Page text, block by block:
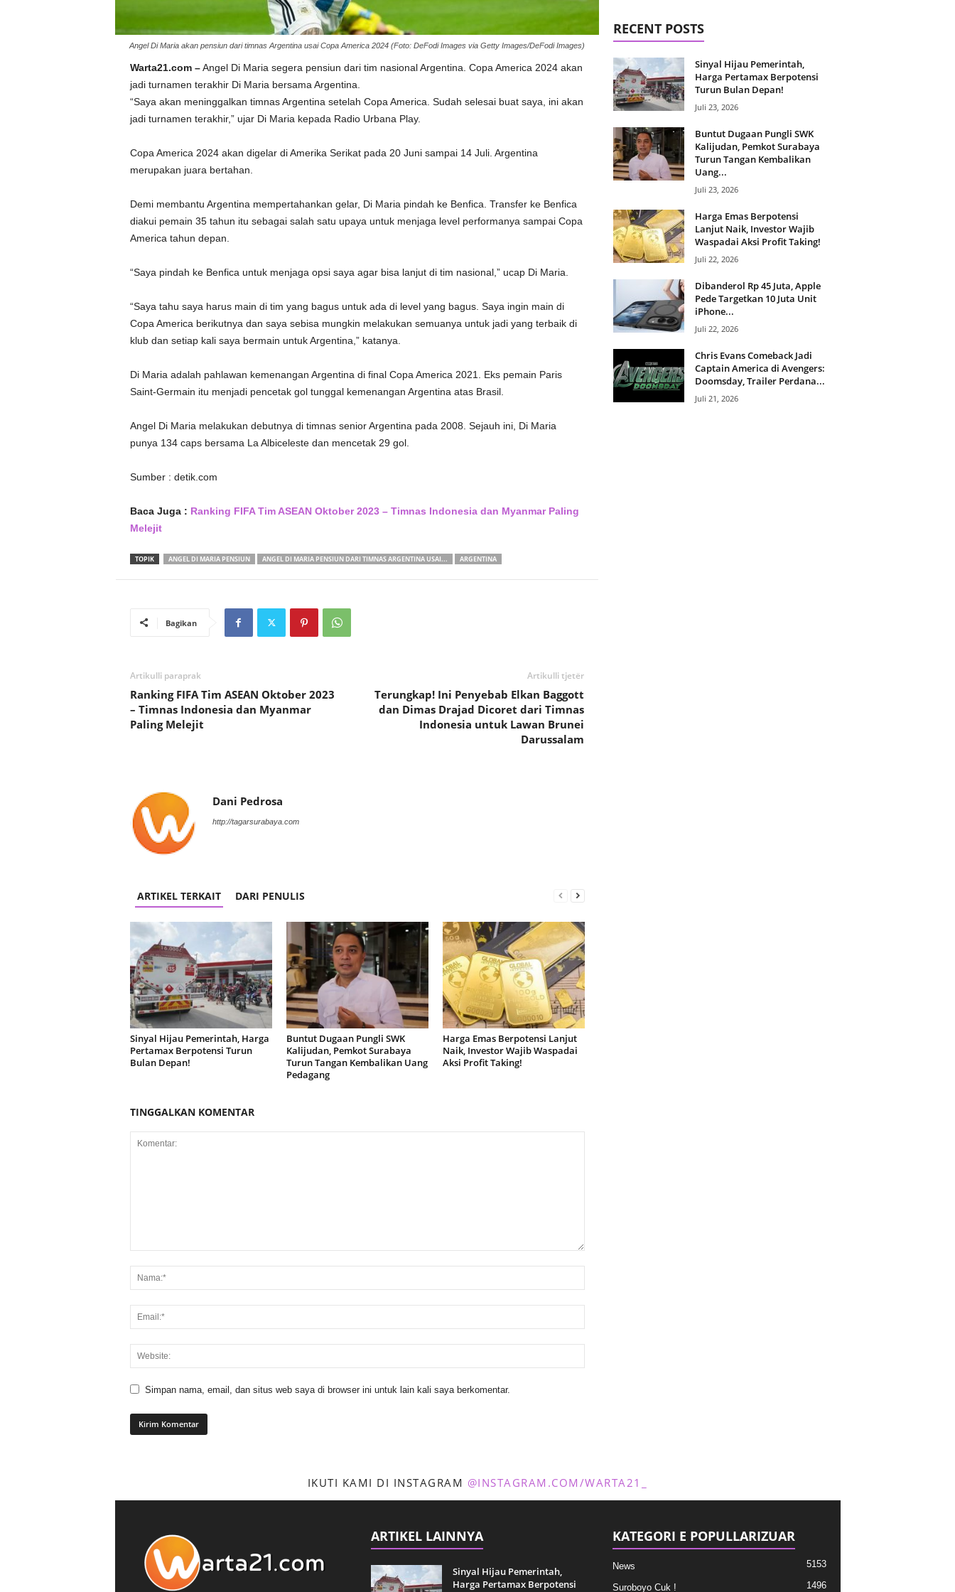
Angel Di Maria akan pensiun dari timnas Argentina usai Copa America 2024 (Foto: DeFodi Images via Getty Images/DeFodi Images)
Warta21.com –Angel Di Maria segera pensiun dari tim nasional Argentina. Copa America 2024 akan
jadi turnamen terakhir Di Maria bersama Argentina.
“Saya akan meninggalkan timnas Argentina setelah Copa America. Sudah selesai buat saya, ini akan
jadi turnamen terakhir,” ujar Di Maria kepada Radio Urbana Play.
Copa America 2024 akan digelar di Amerika Serikat pada 20 Juni sampai 14 Juli. Argentina
merupakan juara bertahan.
Demi membantu Argentina mempertahankan gelar, Di Maria pindah ke Benfica. Transfer ke Benfica
diakui pemain 35 tahun itu sebagai salah satu upaya untuk menjaga level performanya sampai Copa
America tahun depan.
“Saya pindah ke Benfica untuk menjaga opsi saya agar bisa lanjut di tim nasional,” ucap Di Maria.
“Saya tahu saya harus main di tim yang bagus untuk ada di level yang bagus. Saya ingin main di
Copa America berikutnya dan saya sebisa mungkin melakukan semuanya untuk jadi yang terbaik di
klub dan setiap kali saya bermain untuk Argentina,” katanya.
Di Maria adalah pahlawan kemenangan Argentina di final Copa America 2021. Eks pemain Paris
Saint-Germain itu menjadi pencetak gol tunggal kemenangan Argentina atas Brasil.
Angel Di Maria melakukan debutnya di timnas senior Argentina pada 2008. Sejauh ini, Di Maria
punya 134 caps bersama La Albiceleste dan mencetak 29 gol.
Sumber : detik.com
Baca Juga : Ranking FIFA Tim ASEAN Oktober 2023 – Timnas Indonesia dan Myanmar Paling
Melejit
TOPIK ANGEL DI MARIA PENSIUN ANGEL DI MARIA PENSIUN DARI TIMNAS ARGENTINA USAI... ARGENTINA
Bagikan
Artikulli paraprak
Ranking FIFA Tim ASEAN Oktober 2023
– Timnas Indonesia dan Myanmar
Paling Melejit
Artikulli tjetër
Terungkap! Ini Penyebab Elkan Baggott
dan Dimas Drajad Dicoret dari Timnas
Indonesia untuk Lawan Brunei
Darussalam
Dani Pedrosa
http://tagarsurabaya.com
ARTIKEL TERKAIT DARI PENULIS
Sinyal Hijau Pemerintah, Harga
Pertamax Berpotensi Turun
Bulan Depan!
Buntut Dugaan Pungli SWK
Kalijudan, Pemkot Surabaya
Turun Tangan Kembalikan Uang
Pedagang
Harga Emas Berpotensi Lanjut
Naik, Investor Wajib Waspadai
Aksi Profit Taking!
TINGGALKAN KOMENTAR
Simpan nama, email, dan situs web saya di browser ini untuk lain kali saya berkomentar.
RECENT POSTS
Sinyal Hijau Pemerintah,
Harga Pertamax Berpotensi
Turun Bulan Depan!
Juli 23, 2026
Buntut Dugaan Pungli SWK
Kalijudan, Pemkot Surabaya
Turun Tangan Kembalikan
Uang...
Juli 23, 2026
Harga Emas Berpotensi
Lanjut Naik, Investor Wajib
Waspadai Aksi Profit Taking!
Juli 22, 2026
Dibanderol Rp 45 Juta, Apple
Pede Targetkan 10 Juta Unit
iPhone...
Juli 22, 2026
Chris Evans Comeback Jadi
Captain America di Avengers:
Doomsday, Trailer Perdana...
Juli 21, 2026
IKUTI KAMI DI INSTAGRAM @INSTAGRAM.COM/WARTA21_
ARTIKEL LAINNYA
Sinyal Hijau Pemerintah,
Harga Pertamax Berpotensi
KATEGORI E POPULLARIZUAR
News 5153
Suroboyo Cuk ! 1496